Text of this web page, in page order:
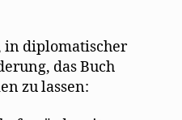
in diplomatischer
das Buch
zu lassen: